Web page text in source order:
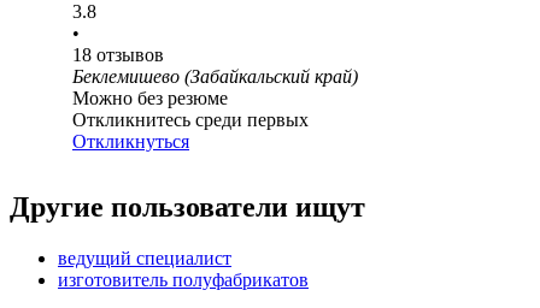
3.8
•
18 отзывов
Беклемишево (Забайкальский край)
Можно без резюме
Откликнитесь среди первых
Откликнуться
Другие пользователи ищут
ведущий специалист
изготовитель полуфабрикатов